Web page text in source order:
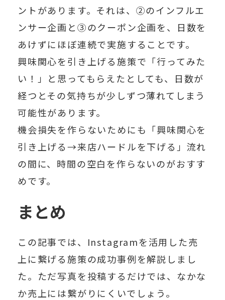
ントがあります。それは、②のインフルエ
ンサー企画と③のクーポン企画を、
日数を
あけずにほぼ連続で実施することです。
興味関心を引き上げる施策で「行ってみた
い！」と思ってもらえたとしても、日数が
経つとその気持ちが少しずつ薄れてしまう
可能性があります。
機会損失を作らないためにも「興味関心を
引き上げる→来店ハードルを下げる」流れ
の間に、時間の空白を作らないのがおすす
めです。
まとめ
この記事では、Instagramを活用した売
上に繋げる施策の成功事例を解説しまし
た。ただ写真を投稿するだけでは、なかな
か売上には繋がりにくいでしょう。